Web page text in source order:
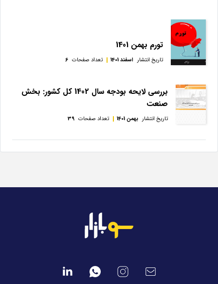
تورم بهمن 1401
تاریخ انتشار اسفند 1401 تعداد صفحات 6
بررسی لايحه بودجه سال 1402 كل كشور: بخش
صنعت
تاریخ انتشار بهمن 1401 تعداد صفحات 39